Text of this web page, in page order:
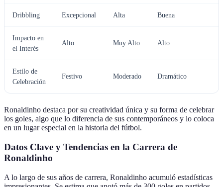
Dribbling Excepcional Alta Buena
Impacto en
el Interés
Alto Muy Alto Alto
Estilo de
Celebración
Festivo Moderado Dramático
Ronaldinho destaca por su creatividad única y su forma de celebrar
los goles, algo que lo diferencia de sus contemporáneos y lo coloca
en un lugar especial en la historia del fútbol.
Datos Clave y Tendencias en la Carrera de
Ronaldinho
A lo largo de sus años de carrera, Ronaldinho acumuló estadísticas